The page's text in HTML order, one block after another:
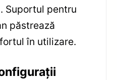
Suportul pentru
păstrează
în utilizare.